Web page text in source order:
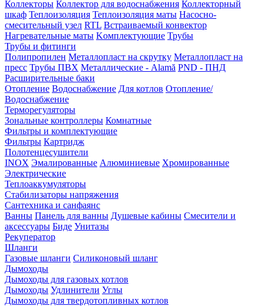
Коллекторы Коллектор для водоснабжения Коллекторный
шкаф Теплоизоляция Теплоизоляция маты Насосно-
смесительный узел RTL Встраиваемый конвектор
Нагревательные маты Kомплектующие Трубы
Трубы и фитинги
Полипропилен Металлопласт на скрутку Металлопласт на
пресс Трубы ПВХ Металлические - Alamă PND - ПНД
Расширительные баки
Отопление Водоснабжение Для котлов Отопление/
Водоснабжение
Терморегуляторы
Зональные контроллеры Комнатные
Фильтры и комплектующие
Фильтры Картридж
Полотенцесушители
INOX Эмалированные Алюминиевые Хромированные
Электрические
Теплоаккумуляторы
Стабилизаторы напряжения
Сантехника и санфаянс
Ванны Панель для ванны Душевые кабины Смесители и
аксессуары Биде Унитазы
Рекуператор
Шланги
Газовые шланги Силиконовый шланг
Дымоходы
Дымоходы для газовых котлов
Дымоходы Удлинители Углы
Дымоходы для твердотопливных котлов